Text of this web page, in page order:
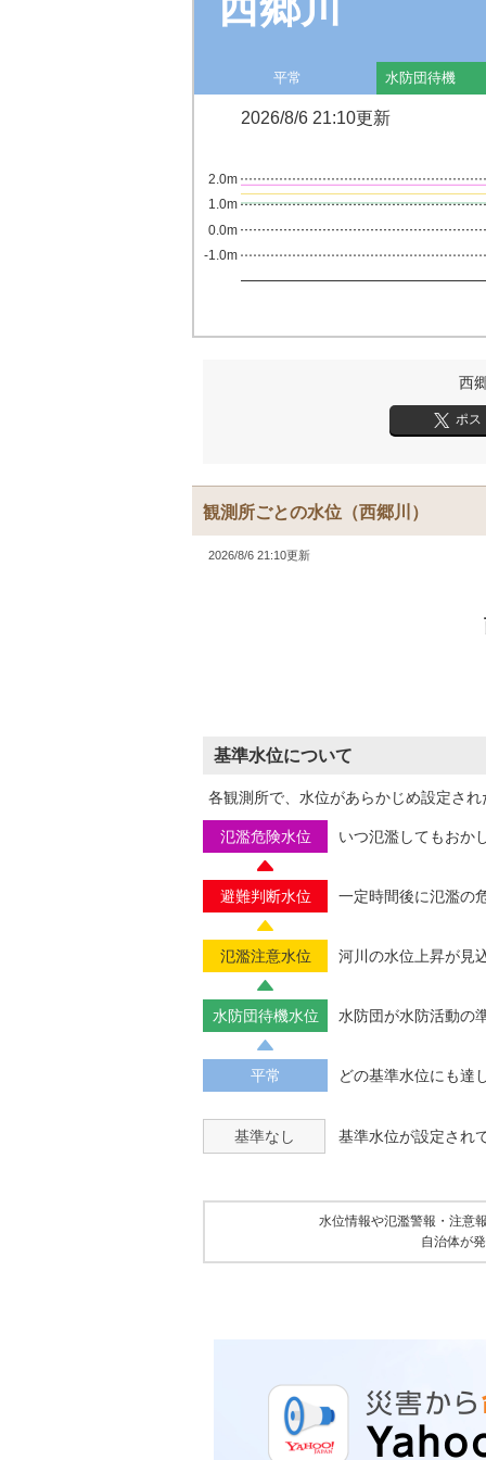
平常 水防団待機
2026/8/6 21:10更新
-1.0m
0.0m
1.0m
2.0m
西
ポス
観測所ごとの水位 （西郷川）
2026/8/6 21:10更新
基準水位について
各観測所で、水位があらかじめ設定さ
氾濫危険水位 いつ氾濫してもおか
避難判断水位 一定時間後に氾濫の
氾濫注意水位 河川の水位上昇が見
水防団待機水位 水防団が水防活動の
平常 どの基準水位にも達
基準なし 基準水位が設定され
水位情報や氾濫警報・注意
自治体が